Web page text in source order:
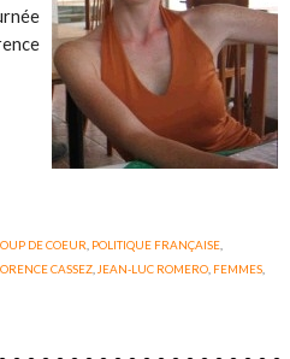
DE COEUR POLITIQUE FRANÇAISE,
CASSEZ JEAN-LUC ROMERO FEMMES